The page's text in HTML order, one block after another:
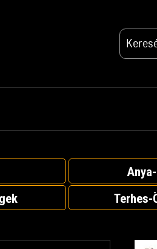
Terhes-